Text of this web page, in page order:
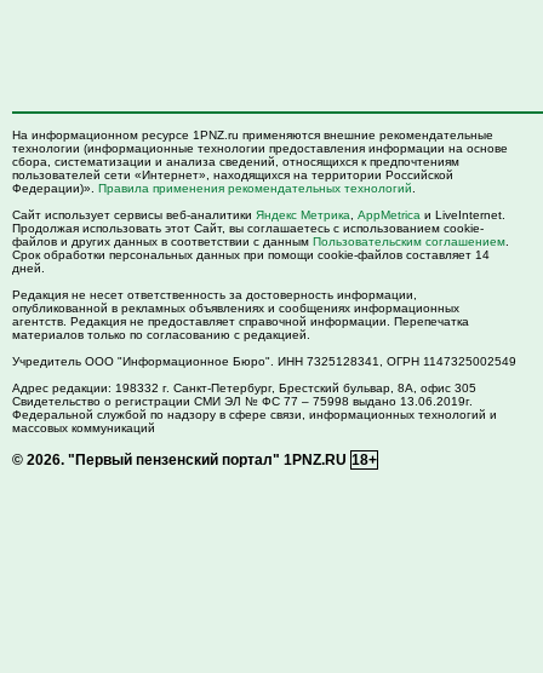
На информационном ресурсе 1PNZ.ru применяются внешние рекомендательные
технологии (информационные технологии предоставления информации на основе
сбора, систематизации и анализа сведений, относящихся к предпочтениям
пользователей сети «Интернет», находящихся на территории Российской
Федерации)». Правила применения рекомендательных технологий
Сайт использует сервисы веб-аналитики Яндекс Метрика AppMetrica и LiveInternet.
Продолжая использовать этот Сайт, вы соглашаетесь с использованием cookie-
файлов и других данных в соответствии с данным Пользовательским соглашением
Срок обработки персональных данных при помощи cookie-файлов составляет 14
дней.
Редакция не несет ответственность за достоверность информации,
опубликованной в рекламных объявлениях и сообщениях информационных
агентств. Редакция не предоставляет справочной информации. Перепечатка
материалов только по согласованию с редакцией.
Учредитель ООО "Информационное Бюро". ИНН 7325128341, ОГРН 1147325002549
Адрес редакции: 198332 г. Санкт-Петербург, Брестский бульвар, 8А, офис 305
Свидетельство о регистрации СМИ ЭЛ № ФС 77 – 75998 выдано 13.06.2019г.
Федеральной службой по надзору в сфере связи, информационных технологий и
массовых коммуникаций
© 2026. "Первый пензенский портал" 1PNZ.RU 18+